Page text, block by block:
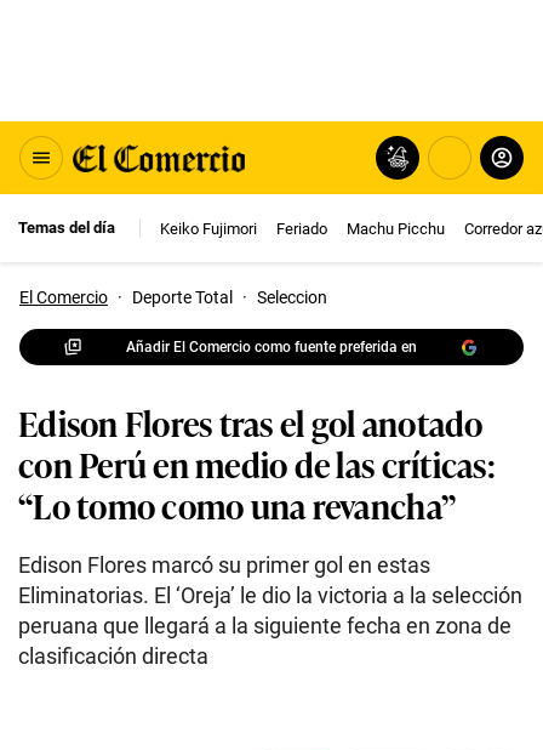
Temas del día Keiko Fujimori Feriado Machu Picchu Corredor
El Comercio · Deporte Total · Seleccion
Añadir El Comercio como fuente preferida en
Edison Flores tras el gol anotado
con Perú en medio de las críticas:
“Lo tomo como una revancha”
Edison Flores marcó su primer gol en estas
Eliminatorias. El ‘Oreja’ le dio la victoria a la selección
peruana que llegará a la siguiente fecha en zona de
clasificación directa